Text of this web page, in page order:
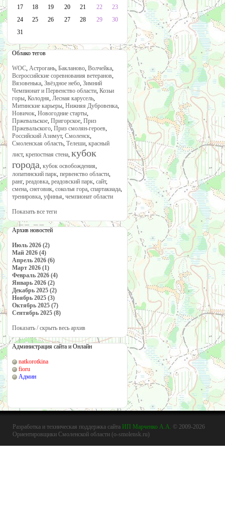
17
18 19 20 21 22
23
24
25 26 27 28 29
30
31
Облако тегов
WOC, Астрогань, Бакланово, Волчейка,
Всероссийские соревнования ветеранов,
Вязовенька, Звёздное небо, Зимний
Чемпионат и Первенство области, Козьи
горы, Колодня, Лесная карусель,
Митинские карьеры, Нижняя Дубровенка,
Новичок, Новогодние старты,
Пржевальское, Пригорское, Приз
Пржевальского, Приз смолян-героев,
Российский Азимут, Смоленск,
Смоленская область, Телеши, красный
лист, крепостная стена, кубок
города, кубок освобождения,
лопатинский парк, первенство области,
ранг, реадовка, реадовский парк, сайт,
смена, снеговик, соколья гора, спартакиада,
тренировка, уфинья, чемпионат области
Показать все теги
Архив новостей
Июль 2026 (2)
Май 2026 (4)
Апрель 2026 (6)
Март 2026 (1)
Февраль 2026 (4)
Январь 2026 (2)
Декабрь 2025 (2)
Ноябрь 2025 (3)
Октябрь 2025 (7)
Сентябрь 2025 (8)
Показать / скрыть весь архив
Администрация сайта и Онлайн
natkorotkina
fioru
Админ
Разработка и техническая поддержка сайта ИП Марченко А.А. © 2009-2026
Ориентировщики Смоленской области (o-smolensk.ru)